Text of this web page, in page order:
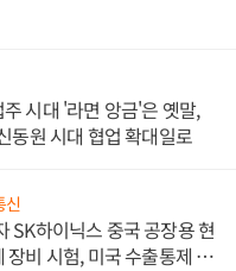
주 시대 '라면 앙금'은 옛말,
동원 시대 협업 확대일로
신
SK하이닉스 중국 공장용 현
장비 시험, 미국 수출통제 대